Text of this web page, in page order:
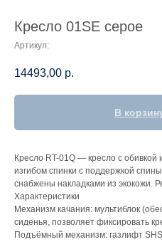
Кресло 01SE серое
Артикул:
14493,00 р.
В
Кресло RT-01Q — кресло с обивкой
изгибом спинки с поддержкой
снабжены накладками из экокожи.
Характеристики
Механизм качания: мультиблок
сиденья, позволяет фиксировать
Подъёмный механизм: газлифт